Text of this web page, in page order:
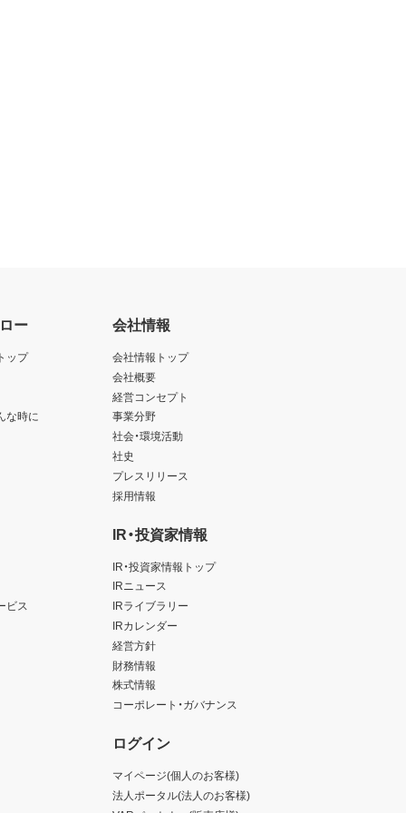
ー
ップ
な時に
ビス
会社情報
会社情報トップ
会社概要
経営コンセプト
事業分野
社会・環境活動
社史
プレスリリース
採用情報
IR・投資家情報
IR・投資家情報トップ
IRニュース
IRライブラリー
IRカレンダー
経営方針
財務情報
株式情報
コーポレート・ガバナンス
ログイン
マイページ(個人のお客様)
法人ポータル(法人のお客様)